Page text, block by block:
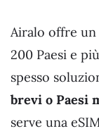
Airalo offre
200 Paesi e
spesso
brevi o Paesi
serve una